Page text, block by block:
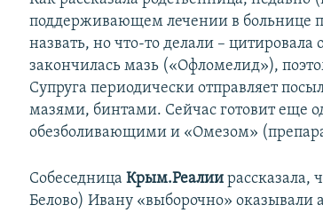
поддерживающем лечении в больнице
назвать, но что-то делали –
закончилась мазь («Офломелид»),
Супруга периодически отправляет
мазями, бинтами. Сейчас готовит еще
обезболивающими и «Омезом»
СобеседницаКрым.Реалии рассказала,
Белово) Ивану «выборочно»